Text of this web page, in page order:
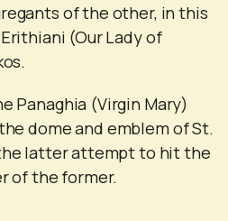
of the other, in this
(Our Lady of
Panaghia (Virgin Mary)
dome and emblem of St.
latter attempt to hit the
of the former.